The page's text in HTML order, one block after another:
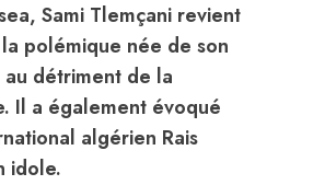
Sami Tlemçani revient
polémique née de son
détriment de la
Il a également évoqué
algérien Rais
idole.